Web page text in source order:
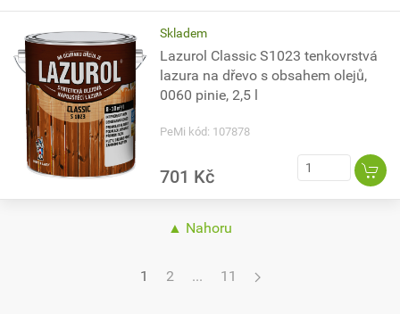
Skladem
Lazurol Classic S1023 tenkovrstvá
lazura na dřevo s obsahem olejů,
0060 pinie, 2,5 l
PeMi kód: 107878
701 Kč
▲ Nahoru
1 2 ... 11